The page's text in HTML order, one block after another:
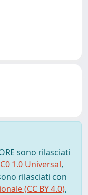
sono rilasciati
1.0 Universal,
rilasciati con
(CC BY 4.0),